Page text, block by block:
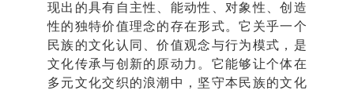
现出的具有自主性、能动性、对象性、创造
性的独特价值理念的存在形式。它关乎一个
民族的文化认同、价值观念与行为模式，是
文化传承与创新的原动力。它能够让个体在
多元文化交织的浪潮中，坚守本民族的文化